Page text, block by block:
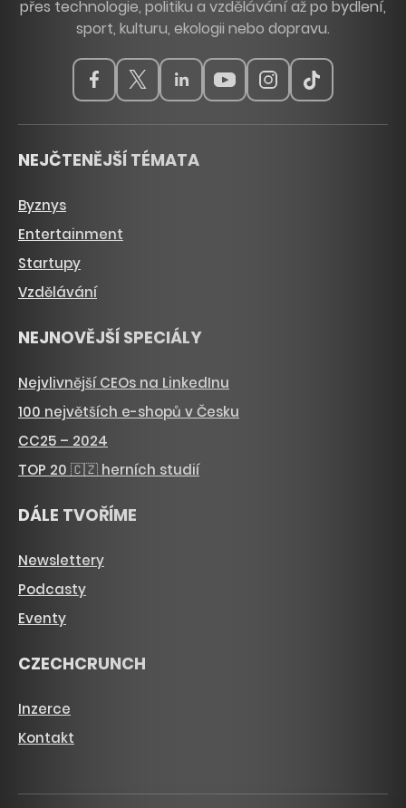
přes technologie, politiku a vzdělávání až po bydlení,
sport, kulturu, ekologii nebo dopravu.
NEJČTENĚJŠÍ TÉMATA
Byznys
Entertainment
Startupy
Vzdělávání
NEJNOVĚJŠÍ SPECIÁLY
Nejvlivnější CEOs na LinkedInu
100 největších e-shopů v Česku
CC25 – 2024
TOP 20 🇨🇿 herních studií
DÁLE TVOŘÍME
Newslettery
Podcasty
Eventy
CZECHCRUNCH
Inzerce
Kontakt